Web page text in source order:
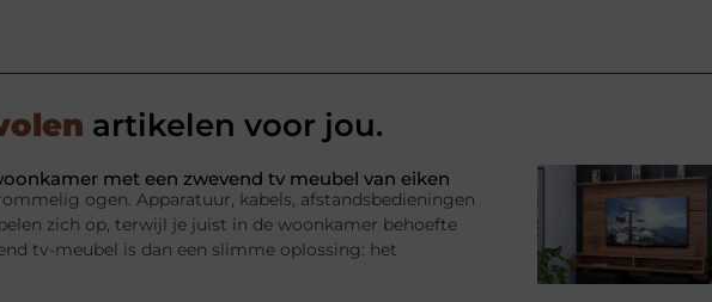
artikelen voor jou.
met een zwevend tv meubel van eiken
ogen. Apparatuur, kabels, afstandsbedieningen
zich op, terwijl je juist in de woonkamer behoefte
tv-meubel is dan een slimme oplossing: het